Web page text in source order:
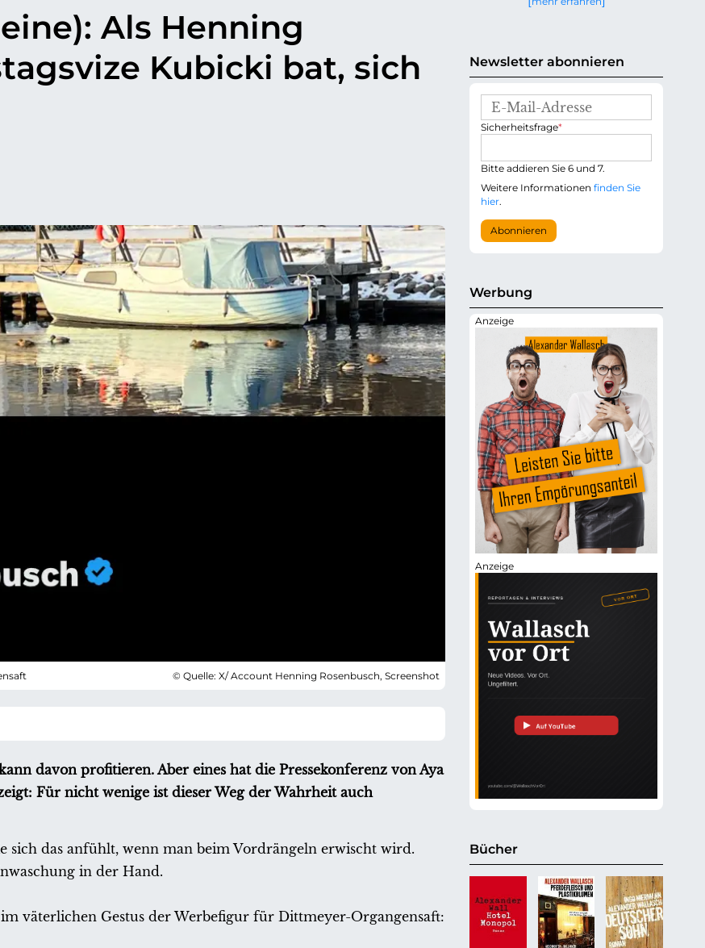
Als Henning
Kubicki bat, sich
© Quelle: X/ Account Henning Rosenbusch, Screenshot
davon profitieren. Aber eines hat die Pressekonferenz von Aya
Für nicht wenige ist dieser Weg der Wahrheit auch
sich das anfühlt, wenn man beim Vordrängeln erwischt wird.
in der Hand.
väterlichen Gestus der Werbefigur für Dittmeyer-Organgensaft:
Newsletter abonnieren
M
l
-
A
r
e
P
i
c
h
t
f
e
Sicherheitsfrage*
Bitte addieren Sie 6 und 7.
Weitere Informationen finden Sie
hier.
Abonnieren
Werbung
Bücher